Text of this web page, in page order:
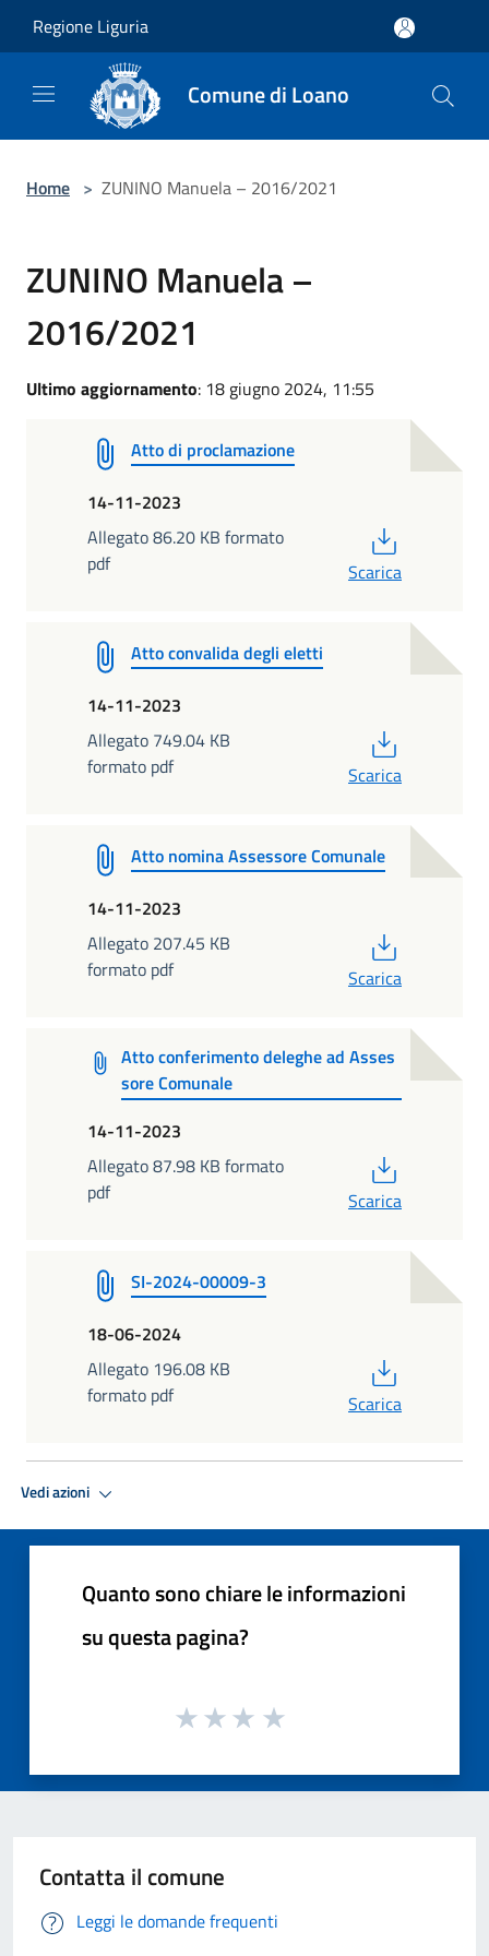
Regione Liguria
Comune di Loano
Home > ZUNINO Manuela – 2016/2021
ZUNINO Manuela –
2016/2021
Ultimo aggiornamento: 18 giugno 2024, 11:55
Atto di proclamazione
14-11-2023
Allegato 86.20 KB formato
pdf
Scarica
Atto convalida degli eletti
14-11-2023
Allegato 749.04 KB
formato pdf
Scarica
Atto nomina Assessore Comunale
14-11-2023
Allegato 207.45 KB
formato pdf
Scarica
Atto conferimento deleghe ad Asses
sore Comunale
14-11-2023
Allegato 87.98 KB formato
pdf
Scarica
SI-2024-00009-3
18-06-2024
Allegato 196.08 KB
formato pdf
Scarica
Vedi azioni
Quanto sono chiare le informazioni
su questa pagina?
Contatta il comune
Leggi le domande frequenti